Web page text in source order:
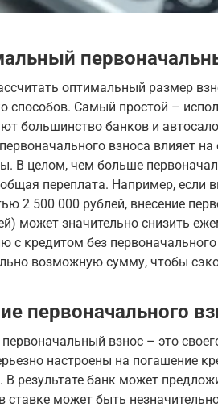
оптимальный размер
способов. Самый простой –
большинство банков и
взноса влияет
В целом, чем больше
переплата. Например, если
2 500 000 рублей, внесение
может значительно снизить
с кредитом без
возможную сумму, чтобы
первоначального
взнос – это
настроены на погашение
В результате банк может
ставке может быть